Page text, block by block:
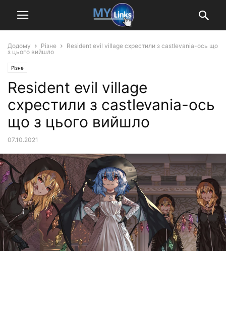
Додому Різне
Resident evil village схрестили з castlevania-ось що
з цього вийшло
Різне
Resident evil village
схрестили з castlevania-ось
що з цього вийшло
07.10.2021